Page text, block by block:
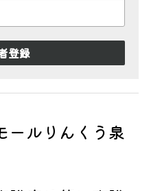
登録
ールりんくう泉